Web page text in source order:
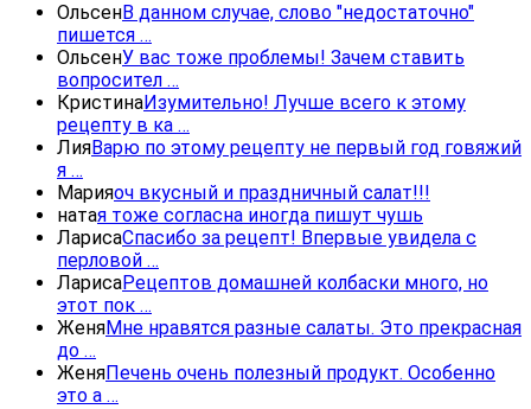
ОльсенВ данном случае, слово "недостаточно"
пишется …
ОльсенУ вас тоже проблемы! Зачем ставить
вопросител …
КристинаИзумительно! Лучше всего к этому
рецепту в ка …
ЛияВарю по этому рецепту не первый год говяжий
я …
Марияоч вкусный и праздничный салат!!!
натая тоже согласна иногда пишут чушь
ЛарисаСпасибо за рецепт! Впервые увидела с
перловой …
ЛарисаРецептов домашней колбаски много, но
этот пок …
ЖеняМне нравятся разные салаты. Это прекрасная
до …
ЖеняПечень очень полезный продукт. Особенно
это а …